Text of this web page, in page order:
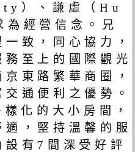
）、謙虛（Hu
經營信念。兄
致，同心協力，
至上的國際觀光
東路繁華商圈，
通便利之優勢。
化的大小房間，
，堅持溫馨的服
有7間深受好評